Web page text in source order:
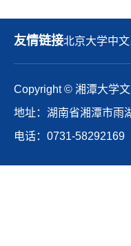
友情链接北京大学中文
Copyright © 湘潭大学
地址：湖南省湘潭市雨
电话：0731-